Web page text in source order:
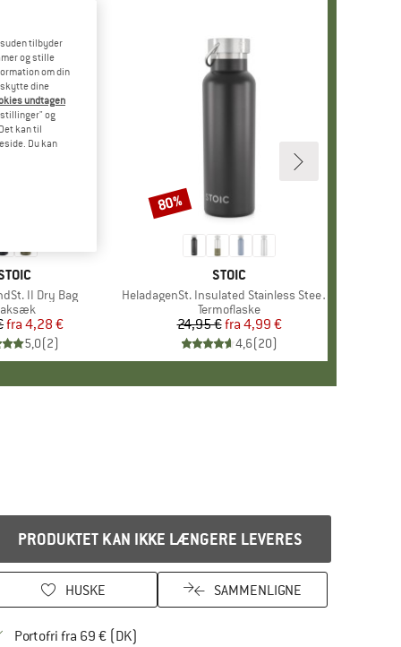
II Dry Bag
Pris
Nedsat pris
fra 4,28 €
5,0(2)
MÆRKE
STOIC
Artikel
HeladagenSt. Insulated Stainless Steel Bottle 500
Produktgruppe
Termoflaske
Pris
24,95 € Nedsat pris
fra 4,99 €
4,6(20)
Rabat
80%
PRODUKTET KAN IKKE LÆNGERE LEVERES
HUSKE SAMMENLIGNE
Portofri fra 69 € (DK)
tilbyder
og stille
om din
dine
undtagen
og
kan til
Du kan